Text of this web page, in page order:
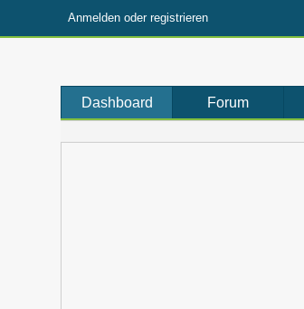
Anmelden oder registrieren
Dashboard Forum